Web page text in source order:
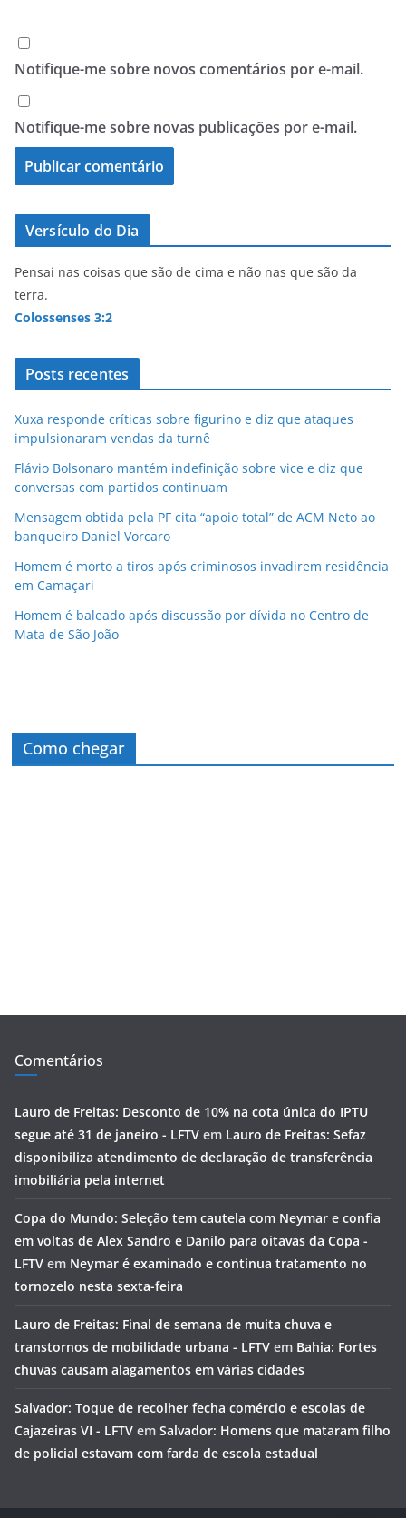
Notifique-me sobre novos comentários por e-mail.
Notifique-me sobre novas publicações por e-mail.
Versículo do Dia
Pensai nas coisas que são de cima e não nas que são da
terra.
Colossenses 3:2
Posts recentes
Xuxa responde críticas sobre figurino e diz que ataques
impulsionaram vendas da turnê
Flávio Bolsonaro mantém indefinição sobre vice e diz que
conversas com partidos continuam
Mensagem obtida pela PF cita “apoio total” de ACM Neto ao
banqueiro Daniel Vorcaro
Homem é morto a tiros após criminosos invadirem residência
em Camaçari
Homem é baleado após discussão por dívida no Centro de
Mata de São João
Como chegar
Comentários
Lauro de Freitas: Desconto de 10% na cota única do IPTU
segue até 31 de janeiro - LFTV em Lauro de Freitas: Sefaz
disponibiliza atendimento de declaração de transferência
imobiliária pela internet
Copa do Mundo: Seleção tem cautela com Neymar e confia
em voltas de Alex Sandro e Danilo para oitavas da Copa -
LFTV em Neymar é examinado e continua tratamento no
tornozelo nesta sexta-feira
Lauro de Freitas: Final de semana de muita chuva e
transtornos de mobilidade urbana - LFTV em Bahia: Fortes
chuvas causam alagamentos em várias cidades
Salvador: Toque de recolher fecha comércio e escolas de
Cajazeiras VI - LFTV em Salvador: Homens que mataram filho
de policial estavam com farda de escola estadual